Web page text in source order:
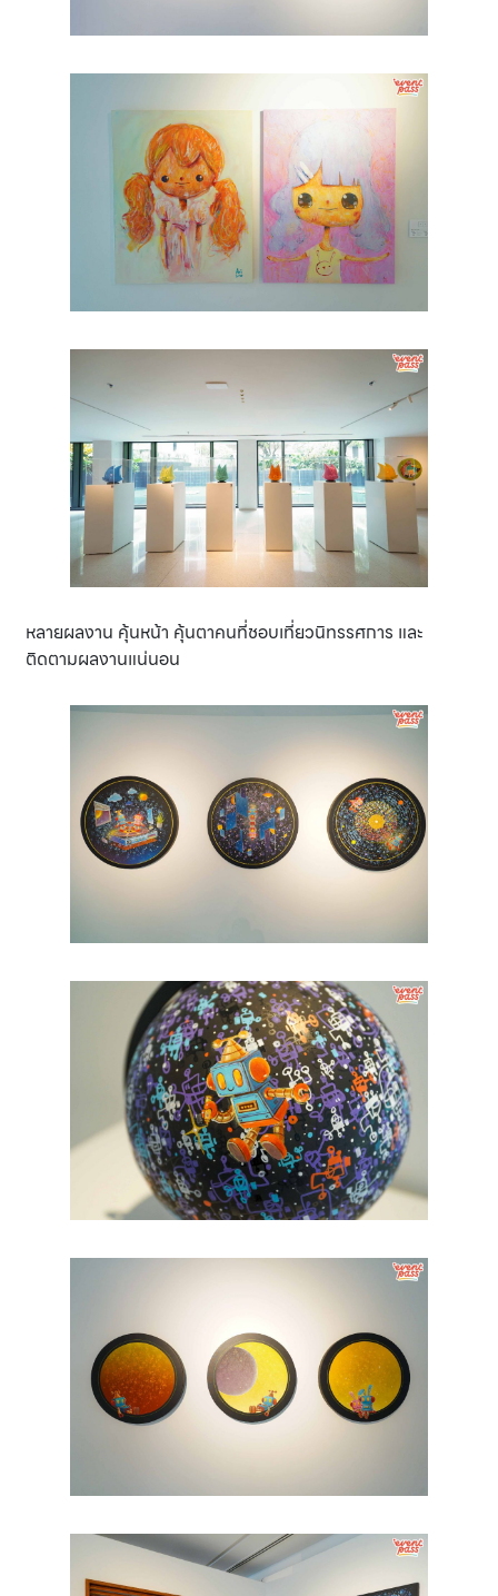
หลายผลงาน คุ้นหน้า คุ้นตาคนที่ชอบเที่ยวนิทรรศการ และ
ติดตามผลงานแน่นอน